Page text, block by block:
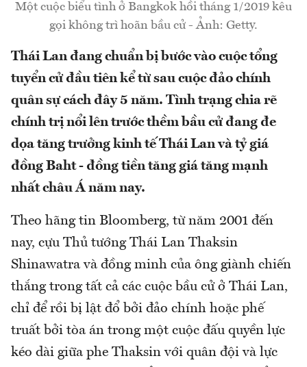
Một cuộc biểu tình ở Bangkok hồi tháng 1/2019 kêu
gọi không trì hoãn bầu cử - Ảnh: Getty.
Thái Lan đang chuẩn bị bước vào cuộc tổng
tuyển cử đầu tiên kể từ sau cuộc đảo chính
quân sự cách đây 5 năm. Tình trạng chia rẽ
chính trị nổi lên trước thềm bầu cử đang đe
dọa tăng trưởng kinh tế Thái Lan và tỷ giá
đồng Baht - đồng tiền tăng giá tăng mạnh
nhất châu Á năm nay.
Theo hãng tin Bloomberg, từ năm 2001 đến
nay, cựu Thủ tướng Thái Lan Thaksin
Shinawatra và đồng minh của ông giành chiến
thắng trong tất cả các cuộc bầu cử ở Thái Lan,
chỉ để rồi bị lật đổ bởi đảo chính hoặc phế
truất bởi tòa án trong một cuộc đấu quyền lực
kéo dài giữa phe Thaksin với quân đội và lực